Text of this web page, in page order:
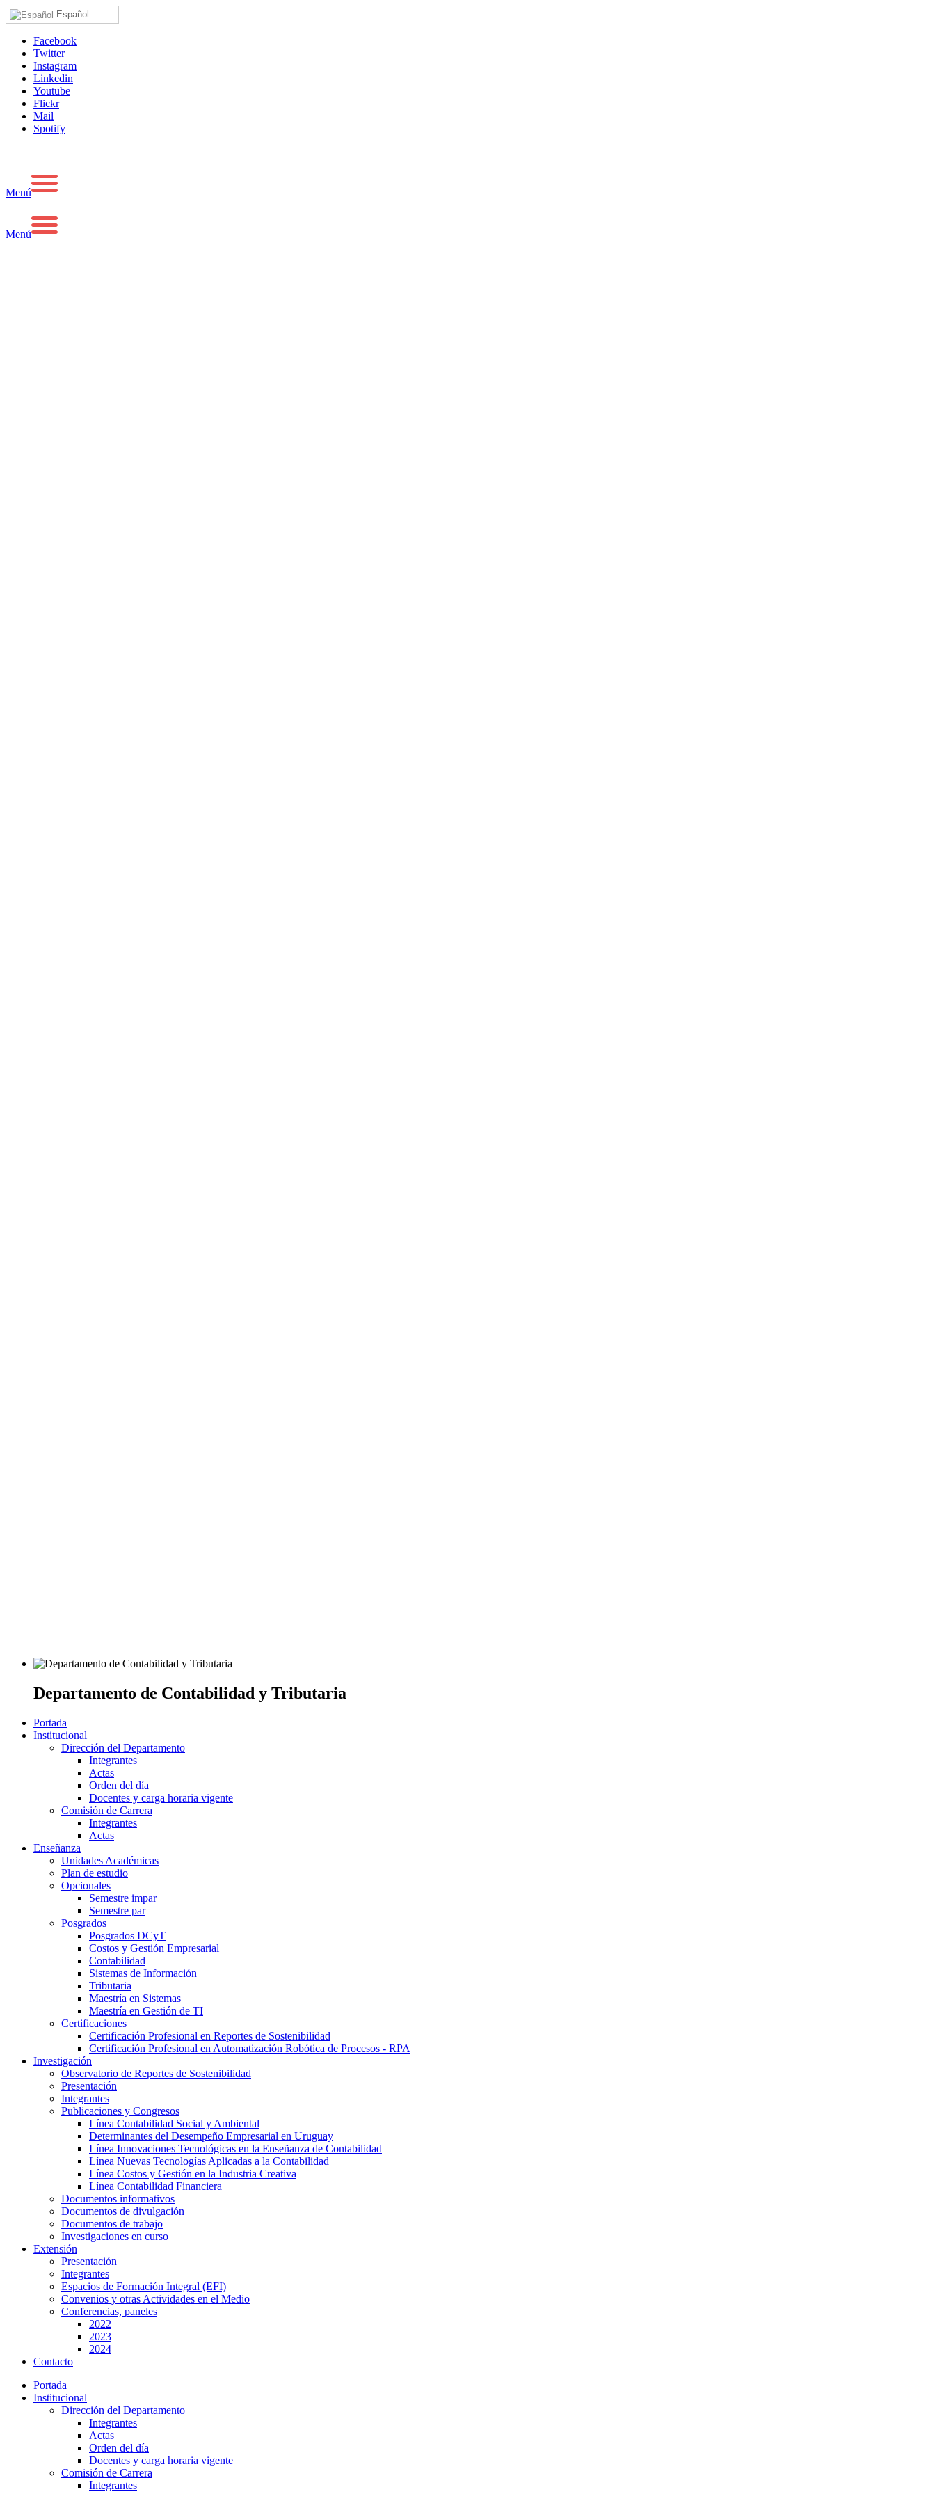
Español
Facebook
Twitter
Instagram
Linkedin
Youtube
Flickr
Mail
Spotify
Menú
Menú
Departamento de Contabilidad y Tributaria
Portada
Institucional
Dirección del Departamento
Integrantes
Actas
Orden del día
Docentes y carga horaria vigente
Comisión de Carrera
Integrantes
Actas
Enseñanza
Unidades Académicas
Plan de estudio
Opcionales
Semestre impar
Semestre par
Posgrados
Posgrados DCyT
Costos y Gestión Empresarial
Contabilidad
Sistemas de Información
Tributaria
Maestría en Sistemas
Maestría en Gestión de TI
Certificaciones
Certificación Profesional en Reportes de Sostenibilidad
Certificación Profesional en Automatización Robótica de Procesos - RPA
Investigación
Observatorio de Reportes de Sostenibilidad
Presentación
Integrantes
Publicaciones y Congresos
Línea Contabilidad Social y Ambiental
Determinantes del Desempeño Empresarial en Uruguay
Línea Innovaciones Tecnológicas en la Enseñanza de Contabilidad
Línea Nuevas Tecnologías Aplicadas a la Contabilidad
Línea Costos y Gestión en la Industria Creativa
Línea Contabilidad Financiera
Documentos informativos
Documentos de divulgación
Documentos de trabajo
Investigaciones en curso
Extensión
Presentación
Integrantes
Espacios de Formación Integral (EFI)
Convenios y otras Actividades en el Medio
Conferencias, paneles
2022
2023
2024
Contacto
Portada
Institucional
Dirección del Departamento
Integrantes
Actas
Orden del día
Docentes y carga horaria vigente
Comisión de Carrera
Integrantes